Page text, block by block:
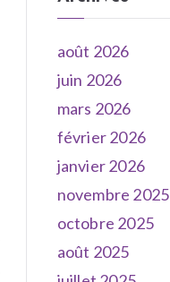
août 2026
juin 2026
mars 2026
février 2026
janvier 2026
novembre 2025
octobre 2025
août 2025